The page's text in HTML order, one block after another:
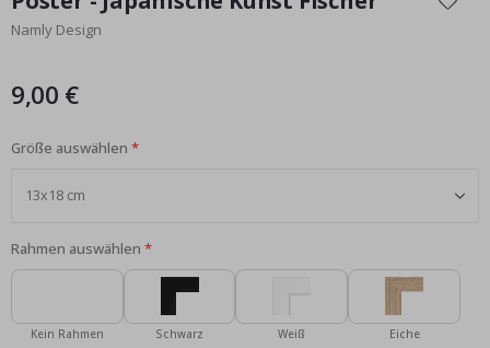
der
Bildgalerie
Namly Design
9,00 €
Größe auswählen
Rahmen auswählen
Kein Rahmen Schwarz Weiß Eiche